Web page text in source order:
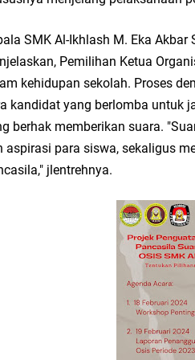
Selamat Tahun Baru
PDUF MUI Jatim
Reses Anggota
Pemdes Cibanteng
Zakat Produktif
Karang Taruna
Nila Yani Apresiasi
SMK Al-Ikhlash M. Eka
Pemilihan Ketua
kehidupan sekolah. Proses
kandidat yang berlomba untuk
berhak memberikan suara.
aspirasi para siswa, sekaligus
jlentrehnya.